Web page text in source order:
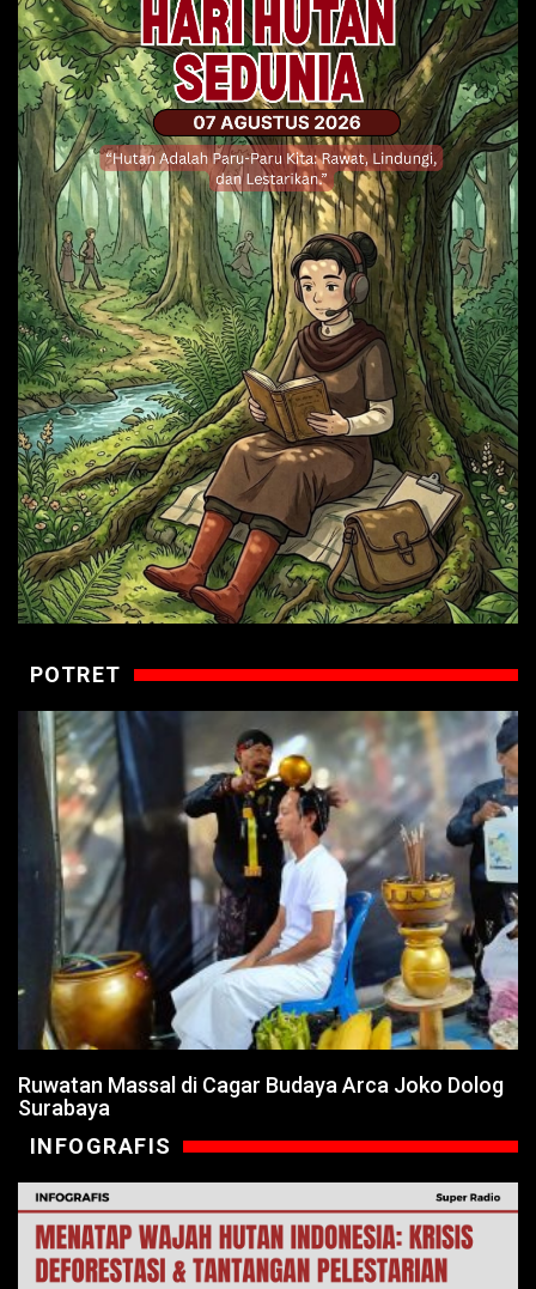
POTRET
Ruwatan Massal di Cagar Budaya Arca Joko Dolog
Surabaya
INFOGRAFIS